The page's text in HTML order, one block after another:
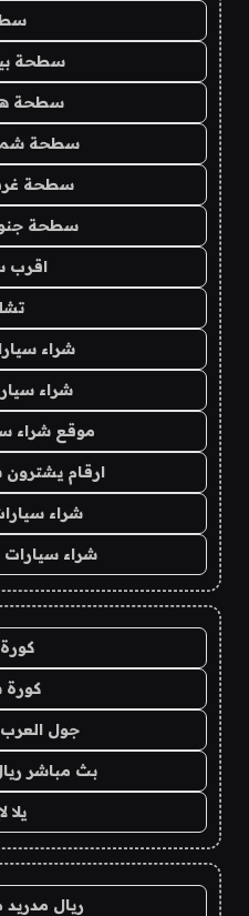
سطحة
سطحة
سطحة
سطحة
سطحة
اقرب
شراء
شراء
موقع شراء
ارقام
شراء
شراء
كورة 365
كورة
جول العرب goalarab
بث مباشر
يلا
ريال مدريد